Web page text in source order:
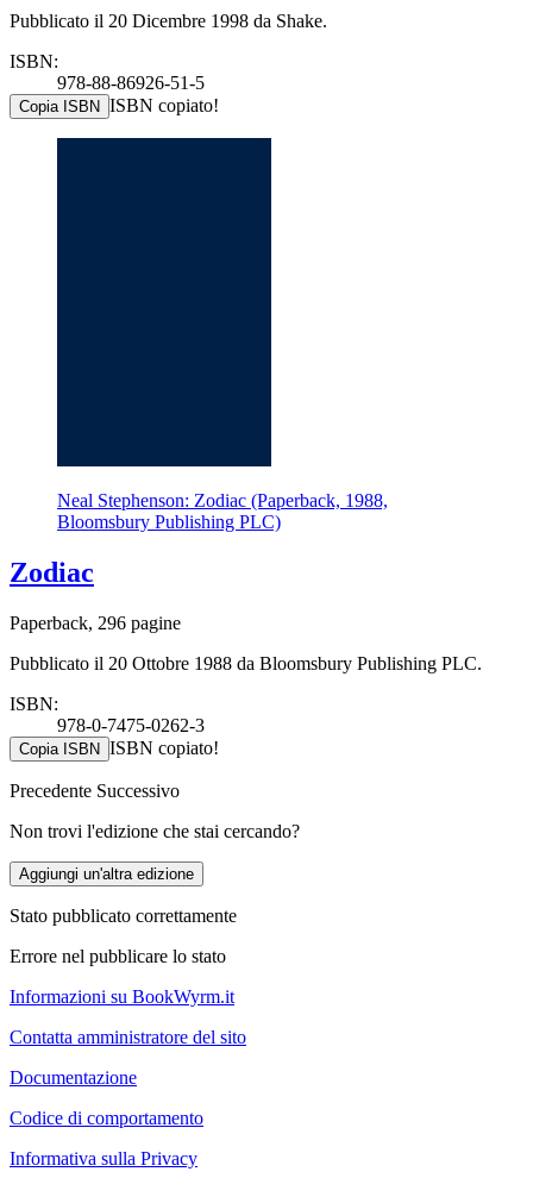
Pubblicato il 20 Dicembre 1998 da Shake.
ISBN:
978-88-86926-51-5
Copia ISBN ISBN copiato!
Neal Stephenson: Zodiac (Paperback, 1988,
Bloomsbury Publishing PLC)
Zodiac
Paperback, 296 pagine
Pubblicato il 20 Ottobre 1988 da Bloomsbury Publishing PLC.
ISBN:
978-0-7475-0262-3
Copia ISBN ISBN copiato!
Precedente Successivo
Non trovi l'edizione che stai cercando?
Aggiungi un'altra edizione
Stato pubblicato correttamente
Errore nel pubblicare lo stato
Informazioni su BookWyrm.it
Contatta amministratore del sito
Documentazione
Codice di comportamento
Informativa sulla Privacy